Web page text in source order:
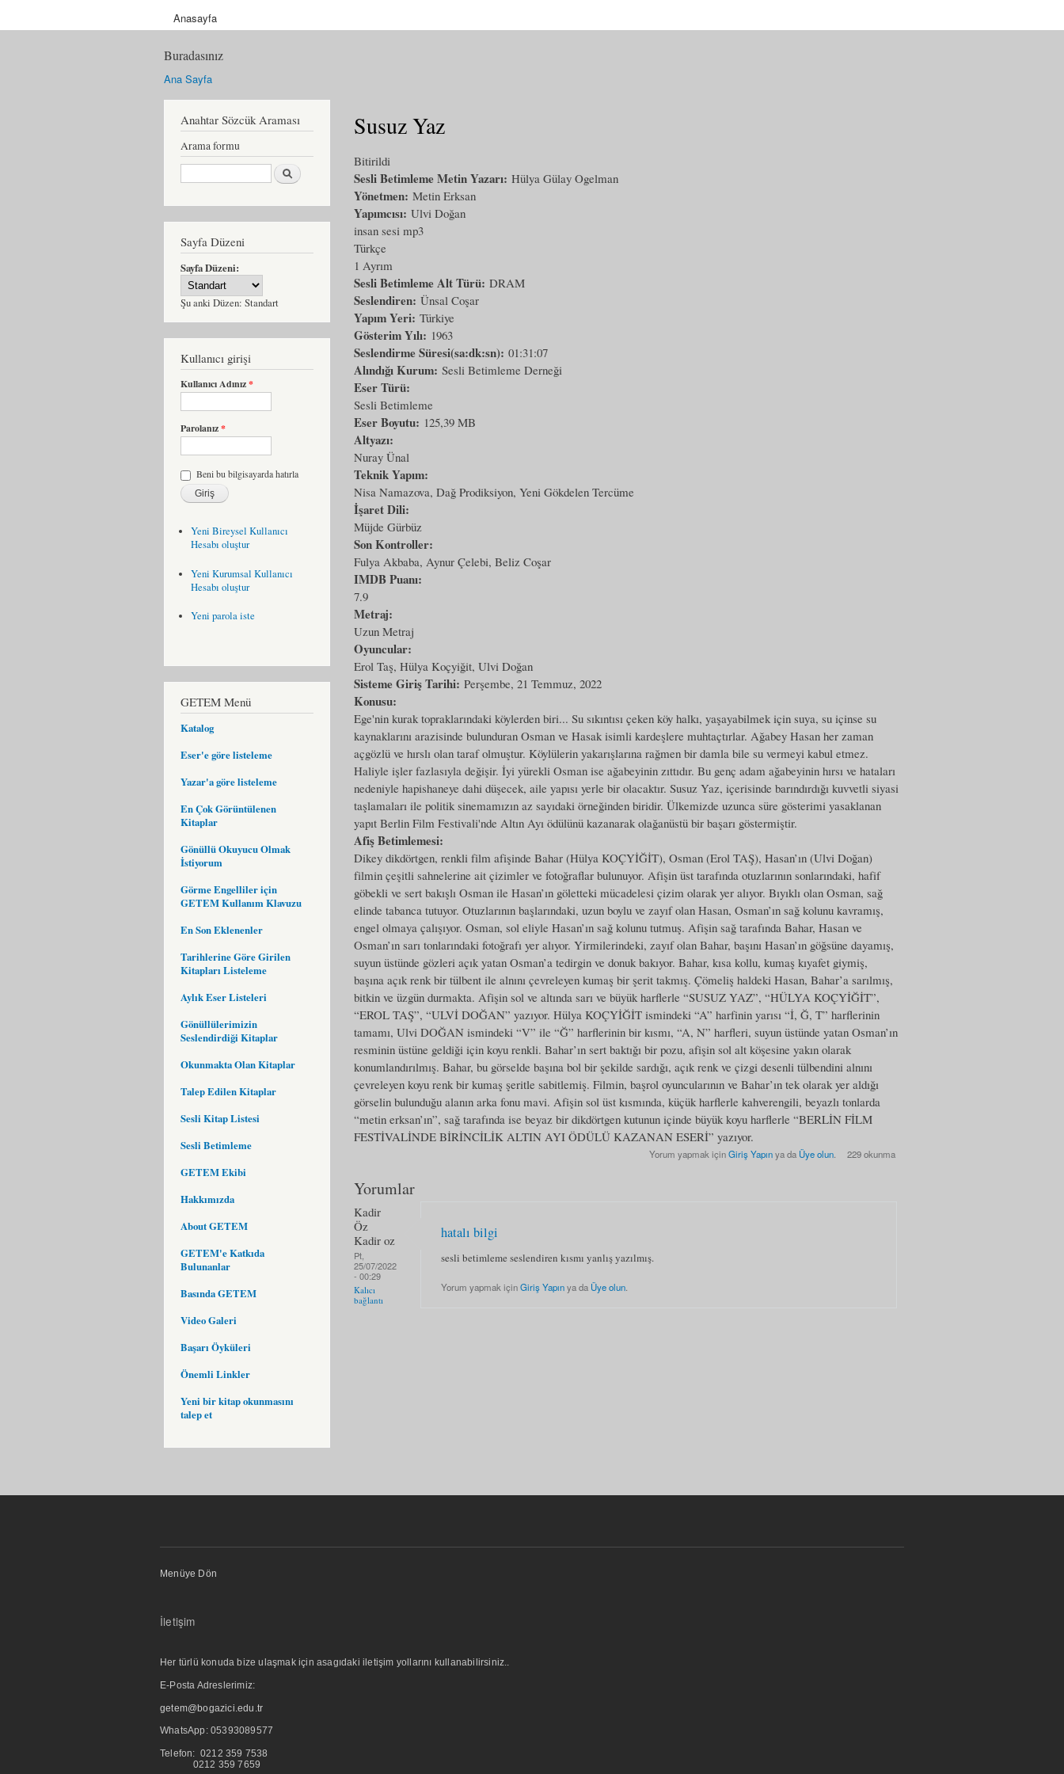
Anasayfa
Buradasınız
Ana Sayfa
Anahtar Sözcük Araması
Arama formu
Ara
Sayfa Düzeni
Sayfa Düzeni:
Şu anki Düzen: Standart
Kullanıcı girişi
Kullanıcı Adınız*
Parolanız*
Beni bu bilgisayarda hatırla
Yeni Bireysel Kullanıcı
Hesabı oluştur
Yeni Kurumsal Kullanıcı
Hesabı oluştur
Yeni parola iste
GETEM Menü
Katalog
Eser'e göre listeleme
Yazar'a göre listeleme
En Çok Görüntülenen
Kitaplar
Gönüllü Okuyucu Olmak
İstiyorum
Görme Engelliler için
GETEM Kullanım Klavuzu
En Son Eklenenler
Tarihlerine Göre Girilen
Kitapları Listeleme
Aylık Eser Listeleri
Gönüllülerimizin
Seslendirdiği Kitaplar
Okunmakta Olan Kitaplar
Talep Edilen Kitaplar
Sesli Kitap Listesi
Sesli Betimleme
GETEM Ekibi
Hakkımızda
About GETEM
GETEM'e Katkıda
Bulunanlar
Basında GETEM
Video Galeri
Başarı Öyküleri
Önemli Linkler
Yeni bir kitap okunmasını
talep et
Susuz Yaz
Bitirildi
Sesli Betimleme Metin Yazarı: Hülya Gülay Ogelman
Yönetmen: Metin Erksan
Yapımcısı: Ulvi Doğan
insan sesi mp3
Türkçe
1 Ayrım
Sesli Betimleme Alt Türü: DRAM
Seslendiren: Ünsal Coşar
Yapım Yeri: Türkiye
Gösterim Yılı: 1963
Seslendirme Süresi(sa:dk:sn): 01:31:07
Alındığı Kurum: Sesli Betimleme Derneği
Eser Türü:
Sesli Betimleme
Eser Boyutu: 125,39 MB
Altyazı:
Nuray Ünal
Teknik Yapım:
Nisa Namazova, Dağ Prodiksiyon, Yeni Gökdelen Tercüme
İşaret Dili:
Müjde Gürbüz
Son Kontroller:
Fulya Akbaba, Aynur Çelebi, Beliz Coşar
IMDB Puanı:
7.9
Metraj:
Uzun Metraj
Oyuncular:
Erol Taş, Hülya Koçyiğit, Ulvi Doğan
Sisteme Giriş Tarihi: Perşembe, 21 Temmuz, 2022
Konusu:
Ege'nin kurak topraklarındaki köylerden biri... Su sıkıntısı çeken köy halkı, yaşayabilmek için suya, su içinse su
kaynaklarını arazisinde bulunduran Osman ve Hasak isimli kardeşlere muhtaçtırlar. Ağabey Hasan her zaman
açgözlü ve hırslı olan taraf olmuştur. Köylülerin yakarışlarına rağmen bir damla bile su vermeyi kabul etmez.
Haliyle işler fazlasıyla değişir. İyi yürekli Osman ise ağabeyinin zıttıdır. Bu genç adam ağabeyinin hırsı ve hataları
nedeniyle hapishaneye dahi düşecek, aile yapısı yerle bir olacaktır. Susuz Yaz, içerisinde barındırdığı kuvvetli siyasi
taşlamaları ile politik sinemamızın az sayıdaki örneğinden biridir. Ülkemizde uzunca süre gösterimi yasaklanan
yapıt Berlin Film Festivali'nde Altın Ayı ödülünü kazanarak olağanüstü bir başarı göstermiştir.
Afiş Betimlemesi:
Dikey dikdörtgen, renkli film afişinde Bahar (Hülya KOÇYİĞİT), Osman (Erol TAŞ), Hasan’ın (Ulvi Doğan)
filmin çeşitli sahnelerine ait çizimler ve fotoğraflar bulunuyor. Afişin üst tarafında otuzlarının sonlarındaki, hafif
göbekli ve sert bakışlı Osman ile Hasan’ın göletteki mücadelesi çizim olarak yer alıyor. Bıyıklı olan Osman, sağ
elinde tabanca tutuyor. Otuzlarının başlarındaki, uzun boylu ve zayıf olan Hasan, Osman’ın sağ kolunu kavramış,
engel olmaya çalışıyor. Osman, sol eliyle Hasan’ın sağ kolunu tutmuş. Afişin sağ tarafında Bahar, Hasan ve
Osman’ın sarı tonlarındaki fotoğrafı yer alıyor. Yirmilerindeki, zayıf olan Bahar, başını Hasan’ın göğsüne dayamış,
suyun üstünde gözleri açık yatan Osman’a tedirgin ve donuk bakıyor. Bahar, kısa kollu, kumaş kıyafet giymiş,
başına açık renk bir tülbent ile alnını çevreleyen kumaş bir şerit takmış. Çömeliş haldeki Hasan, Bahar’a sarılmış,
bitkin ve üzgün durmakta. Afişin sol ve altında sarı ve büyük harflerle “SUSUZ YAZ”, “HÜLYA KOÇYİĞİT”,
“EROL TAŞ”, “ULVİ DOĞAN” yazıyor. Hülya KOÇYİĞİT ismindeki “A” harfinin yarısı “İ, Ğ, T” harflerinin
tamamı, Ulvi DOĞAN ismindeki “V” ile “Ğ” harflerinin bir kısmı, “A, N” harfleri, suyun üstünde yatan Osman’ın
resminin üstüne geldiği için koyu renkli. Bahar’ın sert baktığı bir pozu, afişin sol alt köşesine yakın olarak
konumlandırılmış. Bahar, bu görselde başına bol bir şekilde sardığı, açık renk ve çizgi desenli tülbendini alnını
çevreleyen koyu renk bir kumaş şeritle sabitlemiş. Filmin, başrol oyuncularının ve Bahar’ın tek olarak yer aldığı
görselin bulunduğu alanın arka fonu mavi. Afişin sol üst kısmında, küçük harflerle kahverengili, beyazlı tonlarda
“metin erksan’ın”, sağ tarafında ise beyaz bir dikdörtgen kutunun içinde büyük koyu harflerle “BERLİN FİLM
FESTİVALİNDE BİRİNCİLİK ALTIN AYI ÖDÜLÜ KAZANAN ESERİ” yazıyor.
Yorum yapmak içinGiriş Yapınya da Üye olun. 229 okunma
Yorumlar
Kadir
Öz
Kadir oz
Pt,
25/07/2022
- 00:29
Kalıcı
bağlantı
hatalı bilgi
sesli betimleme seslendiren kısmı yanlış yazılmış.
Yorum yapmak içinGiriş Yapınya da Üye olun
Menüye Dön
İletişim
Her türlü konuda bize ulaşmak için asagıdaki iletişim yollarını kullanabilirsiniz..
E-Posta Adreslerimiz:
getem@bogazici.edu.tr
WhatsApp: 05393089577
Telefon: 0212 359 7538
0212 359 7659